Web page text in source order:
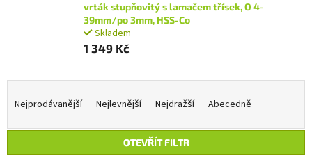
vrták stupňovitý s lamačem třísek, O 4-
39mm/po 3mm, HSS-Co
Skladem
1 349 Kč
e
Nejprodávanější Nejlevnější Nejdražší Abecedně
OTEVŘÍT FILTR